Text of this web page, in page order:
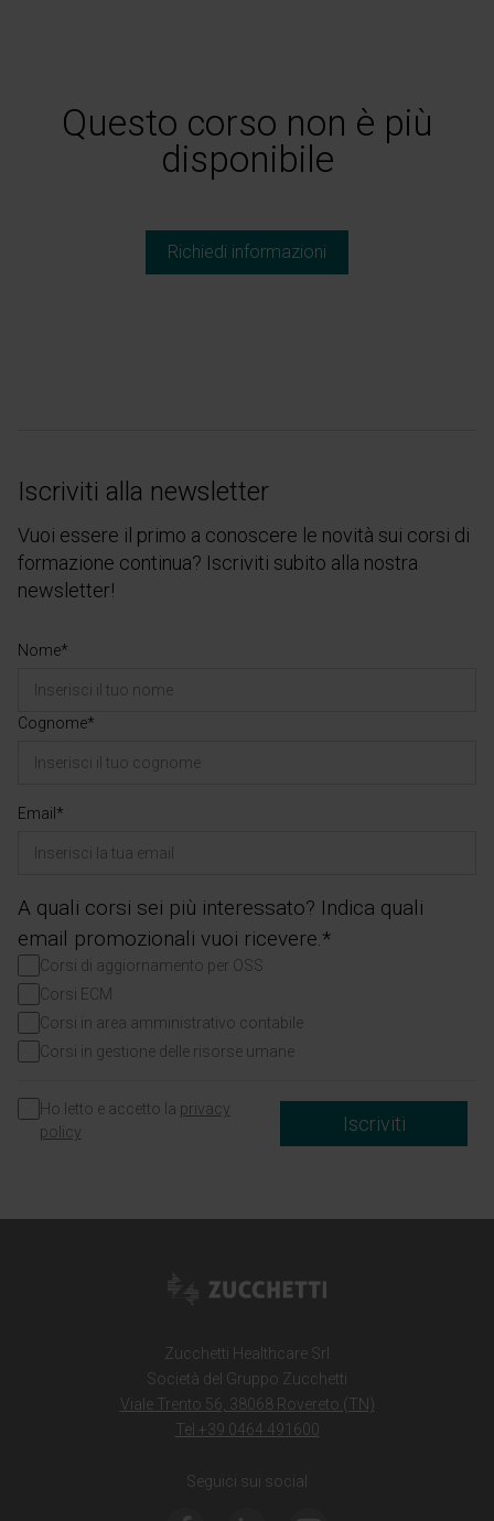
Questo corso non è più
disponibile
Richiedi informazioni
Iscriviti alla newsletter
Vuoi essere il primo a conoscere le novità sui corsi di
formazione continua? Iscriviti subito alla nostra
newsletter!
Nome*
Cognome*
Email*
A quali corsi sei più interessato? Indica quali
email promozionali vuoi ricevere.*
Corsi di aggiornamento per OSS
Corsi ECM
Corsi in area amministrativo contabile
Corsi in gestione delle risorse umane
Ho letto e accetto la privacy
policy
Iscriviti
Zucchetti Healthcare Srl
Società del Gruppo Zucchetti
Viale Trento 56, 38068 Rovereto (TN)
Tel +39 0464 491600
Seguici sui social